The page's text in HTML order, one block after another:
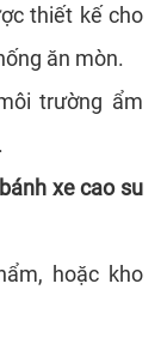
thiết kế cho
ăn mòn.
trường ẩm
bánh xe cao su
hoặc kho